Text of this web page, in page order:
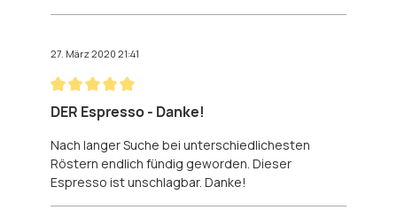
27. März 2020 21:41
Bewertung mit 5 von 5 Sternen
DER Espresso - Danke!
Nach langer Suche bei unterschiedlichesten
Röstern endlich fündig geworden. Dieser
Espresso ist unschlagbar. Danke!